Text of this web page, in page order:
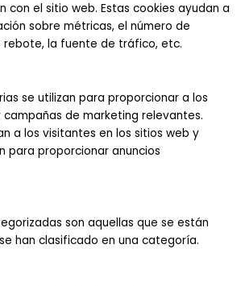
con el sitio web. Estas cookies ayudan a
sobre métricas, el número de
rebote, la fuente de tráfico, etc.
se utilizan para proporcionar a los
de marketing relevantes.
a los visitantes en los sitios web y
para proporcionar anuncios
son aquellas que se están
han clasificado en una categoría.